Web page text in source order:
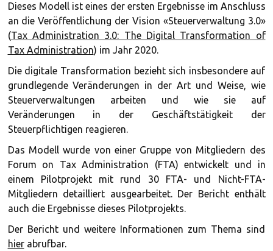
Dieses Modell ist eines der ersten Ergebnisse im Anschluss
an die Veröffentlichung der Vision «Steuerverwaltung 3.0»
(Tax Administration 3.0: The Digital Transformation of
Tax Administration) im Jahr 2020.
Die digitale Transformation bezieht sich insbesondere auf
grundlegende Veränderungen in der Art und Weise, wie
Steuerverwaltungen arbeiten und wie sie auf
Veränderungen in der Geschäftstätigkeit der
Steuerpflichtigen reagieren.
Das Modell wurde von einer Gruppe von Mitgliedern des
Forum on Tax Administration (FTA) entwickelt und in
einem Pilotprojekt mit rund 30 FTA- und Nicht-FTA-
Mitgliedern detailliert ausgearbeitet. Der Bericht enthält
auch die Ergebnisse dieses Pilotprojekts.
Der Bericht und weitere Informationen zum Thema sind
hierabrufbar.